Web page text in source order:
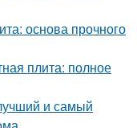
основа прочного
плита: полное
и самый